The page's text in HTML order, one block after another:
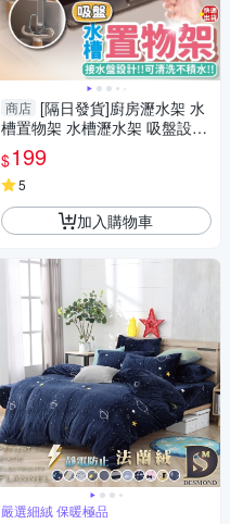
商店 [隔日發貨]廚房瀝水架 水
槽置物架 水槽瀝水架 吸盤設計
一轉即安裝 菜瓜布架 瀝水置物
架 瀝水架
$199
5
加入購物車
嚴選細絨 保暖極品